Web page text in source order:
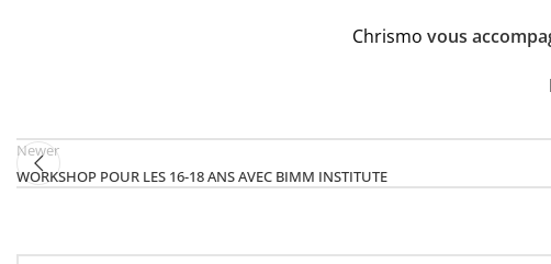
Chrismo vous
Newer
WORKSHOP POUR LES 16-18 ANS AVEC BIMM INSTITUTE